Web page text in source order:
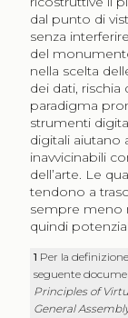
dal punto di
senza
del
nella scelta
dei dati,
paradigma
strumenti
digitali aiutano
inavvicinabili
dell’arte. Le
tendono a
sempre meno
quindi
1 Per la
seguente
Principles of
General